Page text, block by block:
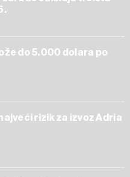
do 5.000 dolara po
rizik za izvoz Adria